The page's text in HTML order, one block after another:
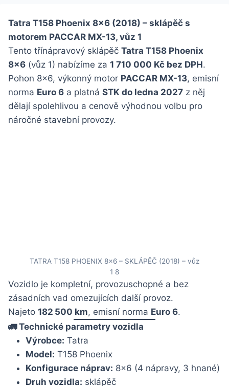
Tatra T158 Phoenix 8×6 (2018) – sklápěč s
motorem PACCAR MX-13, vůz 1
Tento třínápravový sklápěč Tatra T158 Phoenix
8×6 (vůz 1) nabízíme za 1 710 000 Kč bez DPH.
Pohon 8×6, výkonný motor PACCAR MX-13, emisní
norma Euro 6 a platná STK do ledna 2027 z něj
dělají spolehlivou a cenově výhodnou volbu pro
náročné stavební provozy.
TATRA T158 PHOENIX 8×6 – SKLÁPĚČ (2018) – vůz
1 8
Vozidlo je kompletní, provozuschopné a bez
zásadních vad omezujících další provoz.
Najeto 182 500 km, emisní norma Euro 6.
🚛 Technické parametry vozidla
Výrobce: Tatra
Model: T158 Phoenix
Konfigurace náprav: 8×6 (4 nápravy, 3 hnané)
Druh vozidla: sklápěč